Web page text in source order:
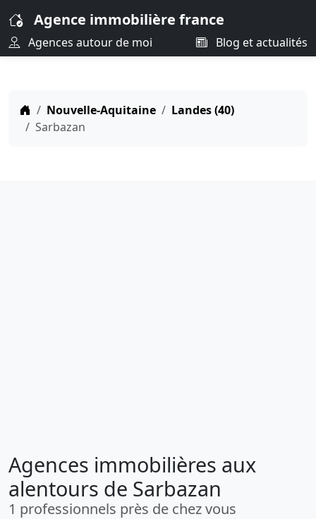
Agence immobilière france
Agences autour de moi Blog et actualités
Nouvelle-Aquitaine
Landes (40)
Sarbazan
Agences immobilières aux
alentours de Sarbazan
1 professionnels près de chez vous